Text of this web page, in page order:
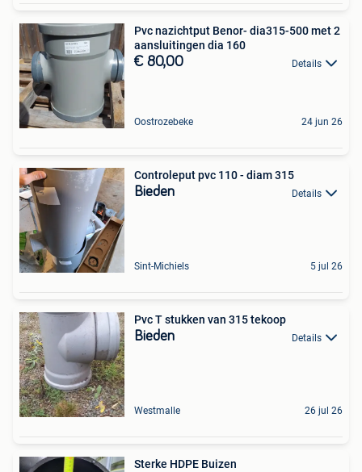
Pvc nazichtput Benor- dia315-500 met 2
aansluitingen dia 160
€ 80,00 Details
Oostrozebeke 24 jun 26
Controleput pvc 110 - diam 315
Bieden Details
Sint-Michiels 5 jul 26
Pvc T stukken van 315 tekoop
Bieden Details
Westmalle 26 jul 26
Sterke HDPE Buizen